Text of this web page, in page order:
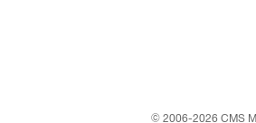
© 2006-2026 CMS